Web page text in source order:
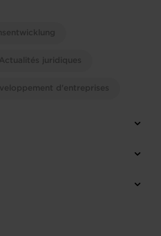
Actualités juridiques
d'entreprises